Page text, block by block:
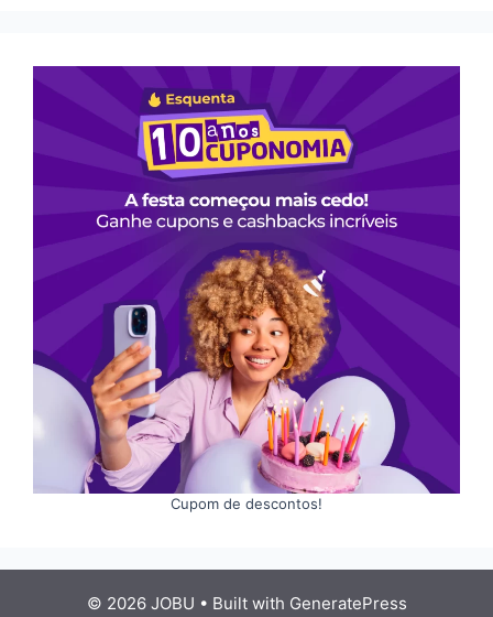
Cupom de descontos!
© 2026 JOBU • Built with GeneratePress